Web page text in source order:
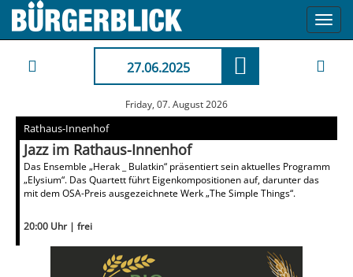
27.06.2025
Friday, 07. August 2026
Rathaus-Innenhof
Jazz im Rathaus-Innenhof
Das Ensemble „Herak _ Bulatkin“ präsentiert sein aktuelles Programm
„Elysium“. Das Quartett führt Eigenkompositionen auf, darunter das
mit dem OSA-Preis ausgezeichnete Werk „The Simple Things“.
20:00 Uhr | frei